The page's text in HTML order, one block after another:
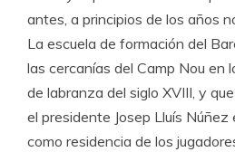
antes, a principios de los años
La escuela de formación del
las cercanías del Camp Nou en
de labranza del siglo XVIII, y
el presidente Josep Lluís
como residencia de los